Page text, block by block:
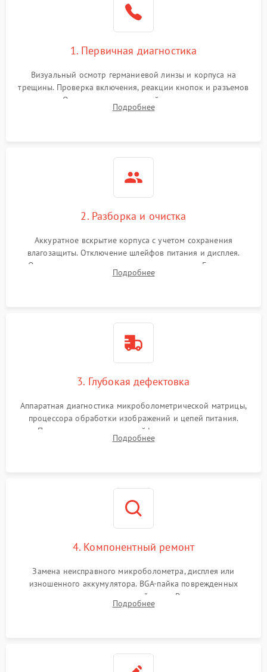
1. Первичная диагностика
Визуальный осмотр германиевой линзы и корпуса на
трещины. Проверка включения, реакции кнопок и разъемов
зарядки. Оценка вывода тепловой сигнатуры на экран,
проверка базовых функций и считывание системных
Подробнее
2. Разборка и очистка
Аккуратное вскрытие корпуса с учетом сохранения
влагозащиты. Отключение шлейфов питания и дисплея.
Очистка внутренних плат от окислов и пыли. Бережная
обработка германиевого объектива специализированными
Подробнее
3. Глубокая дефектовка
Аппаратная диагностика микроболометрической матрицы,
процессора обработки изображений и цепей питания.
Проверка целостности шлейфов, модуля памяти и
интерфейсов связи. Выявление сгоревших SMD-компонентов
Подробнее
4. Компонентный ремонт
Замена неисправного микроболометра, дисплея или
изношенного аккумулятора. BGA-пайка поврежденных
контроллеров на материнской плате. Восстановление
разъемов и кнопок, замена поврежденных элементов
Подробнее